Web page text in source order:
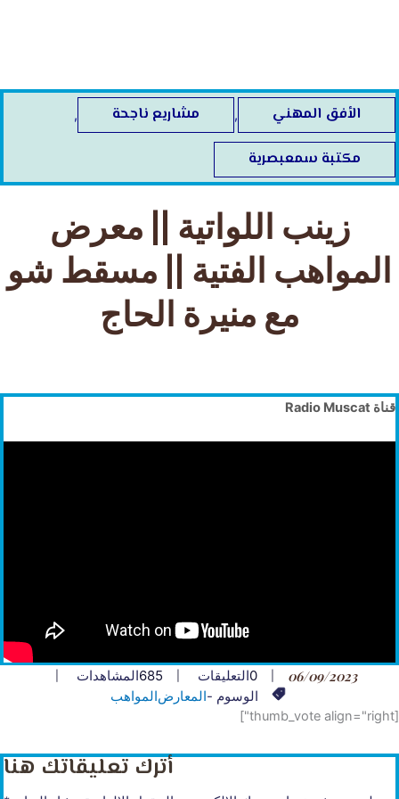
الأفق المهني , مشاريع ناجحة ,
مكتبة سمعبصرية
زينب اللواتية || معرض
المواهب الفتية || مسقط شو
مع منيرة الحاج
قناة Radio Muscat
06/09/2023
0التعليقات 685المشاهدات
الوسوم -المعارضالمواهب
[thumb_vote align="right"]
أترك تعليقاتك هنا